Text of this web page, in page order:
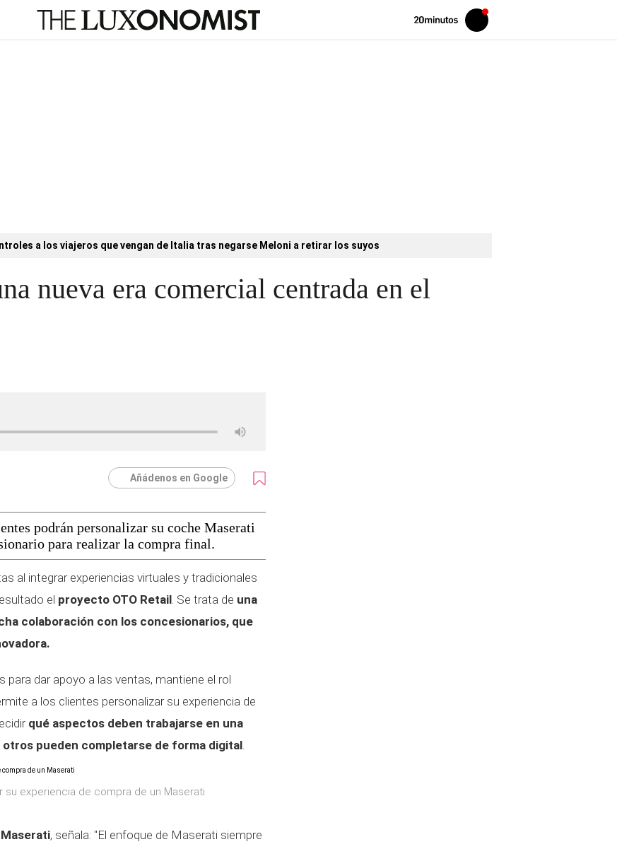
Volver
Iniciar
sesión
a los viajeros que vengan de Italia tras negarse Meloni a retirar los suyos
nueva era comercial centrada en el
Añádenos en Google
podrán personalizar su coche Maserati
para realizar la compra final.
al integrar experiencias virtuales y tradicionales
el proyecto OTO Retail. Se trata de una
colaboración con los concesionarios, que
para dar apoyo a las ventas, mantiene el rol
a los clientes personalizar su experiencia de
qué aspectos deben trabajarse en una
pueden completarse de forma digital.
su experiencia de compra de un Maserati
, señala: "El enfoque de Maserati siempre